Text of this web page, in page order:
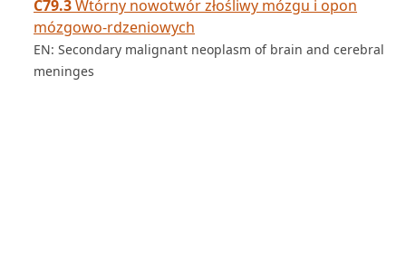
C79.3Wtórny nowotwór złośliwy mózgu i opon
mózgowo-rdzeniowych
EN: Secondary malignant neoplasm of brain and cerebral
meninges